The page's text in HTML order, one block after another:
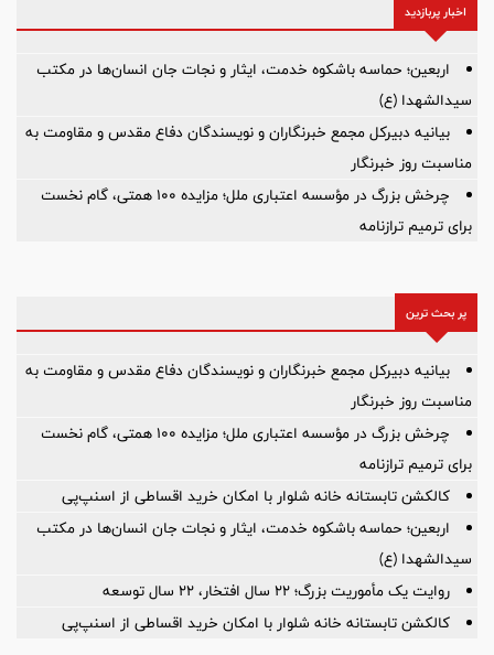
اخبار پربازدید
اربعین؛ حماسه باشکوه خدمت، ایثار و نجات جان انسان‌ها در مکتب
سیدالشهدا (ع)
بیانیه دبیرکل مجمع خبرنگاران و نویسندگان دفاع مقدس و مقاومت به
مناسبت روز خبرنگار
چرخش بزرگ در مؤسسه اعتباری ملل؛ مزایده ۱۰۰ همتی، گام نخست
برای ترمیم ترازنامه
پر بحث ترین
بیانیه دبیرکل مجمع خبرنگاران و نویسندگان دفاع مقدس و مقاومت به
مناسبت روز خبرنگار
چرخش بزرگ در مؤسسه اعتباری ملل؛ مزایده ۱۰۰ همتی، گام نخست
برای ترمیم ترازنامه
کالکشن تابستانه خانه شلوار با امکان خرید اقساطی از اسنپ‌پی
اربعین؛ حماسه باشکوه خدمت، ایثار و نجات جان انسان‌ها در مکتب
سیدالشهدا (ع)
روایت یک مأموریت بزرگ؛ ۲۲ سال افتخار، ۲۲ سال توسعه
کالکشن تابستانه خانه شلوار با امکان خرید اقساطی از اسنپ‌پی